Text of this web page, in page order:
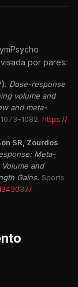
por pares:
Dose-response
volume and
and meta-
https://
SR, Zourdos
Meta-
and
Gains. Sports